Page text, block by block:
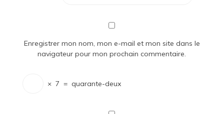
Enregistrer mon nom, mon e-mail et mon site dans le
navigateur pour mon prochain commentaire.
× 7 = quarante-deux